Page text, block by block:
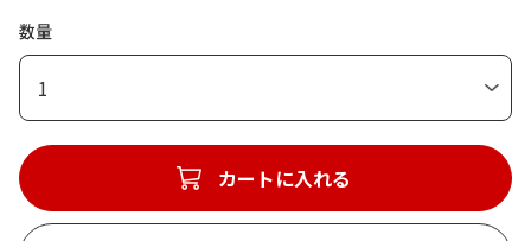
数量
1
カートに入れる